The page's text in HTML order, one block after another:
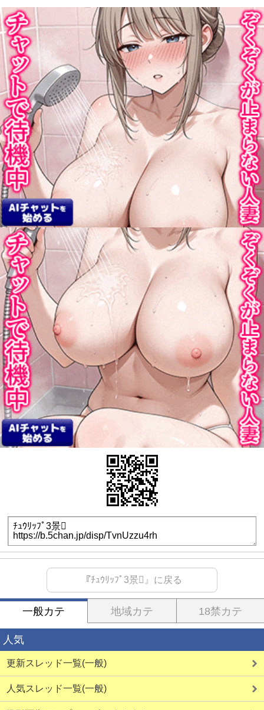
『ﾁｭｳﾘｯﾌﾟ3景』に戻る
一般カテ 地域カテ 18禁カテ
人気
更新スレッド一覧(一般)
人気スレッド一覧(一般)